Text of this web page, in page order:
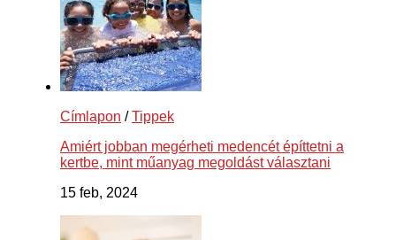
Címlapon /Tippek
Amiért jobban megérheti medencét építtetni a
kertbe, mint műanyag megoldást választani
15 feb, 2024